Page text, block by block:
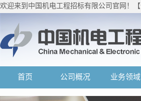
欢迎来到中国机电工程招标有限公司官网！【
首页 公司概况 业务领域